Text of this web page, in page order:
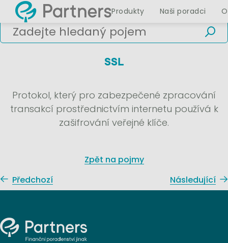
Produkty Naši poradci
SSL
Protokol, který pro zabezpečené zpracování
transakcí prostřednictvím internetu používá k
zašifrování veřejné klíče.
Zpět na pojmy
Předchozí
Následující